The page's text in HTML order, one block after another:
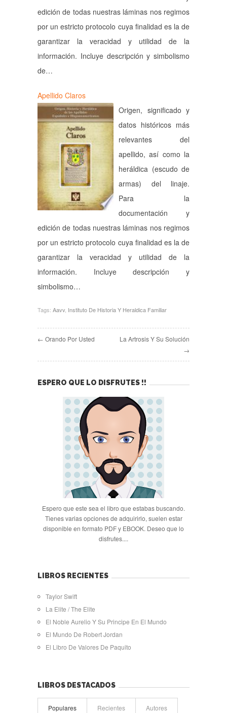
edición de todas nuestras láminas nos regimos
por un estricto protocolo cuya finalidad es la de
garantizar la veracidad y utilidad de la
información. Incluye descripción y simbolismo
de…
Apellido Claros
Origen, significado y
datos históricos más
relevantes del
apellido, así como la
heráldica (escudo de
armas) del linaje.
Para la
documentación y
edición de todas nuestras láminas nos regimos
por un estricto protocolo cuya finalidad es la de
garantizar la veracidad y utilidad de la
información. Incluye descripción y
simbolismo…
Tags: Aavv Instituto De Historia Y Heraldica Familiar
← Orando Por Usted
La Artrosis Y Su Solución
→
ESPERO QUE LO DISFRUTES !!
Espero que este sea el libro que estabas buscando.
Tienes varias opciones de adquirirlo, suelen estar
disponible en formato PDF y EBOOK. Deseo que lo
disfrutes....
LIBROS RECIENTES
Taylor Swift
La Elite / The Elite
El Noble Aurelio Y Su Principe En El Mundo
El Mundo De Robert Jordan
El Libro De Valores De Paquito
LIBROS DESTACADOS
Populares Recientes Autores